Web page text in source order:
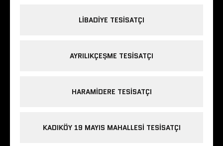
LIBADIYE TESISATÇI
AYRILIKÇEŞME TESISATÇI
HARAMIDERE TESISATÇI
KADIKÖY 19 MAYIS MAHALLESI TESISATÇI